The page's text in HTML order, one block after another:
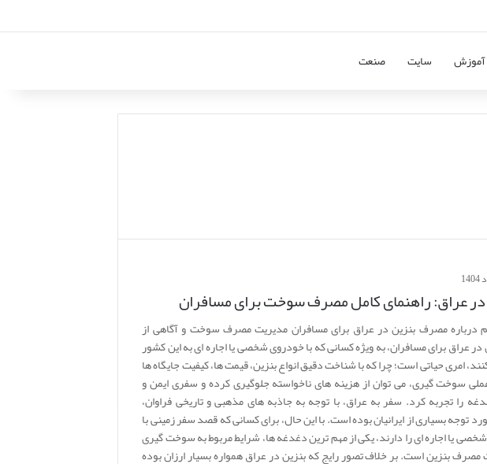
آموزش سایت صنعت
عراق: راهنمای کامل مصرف سوخت برای مسافران
درباره مصرف بنزین در عراق برای مسافران مدیریت مصرف سوخت و آگاهی از
عراق برای مسافران، به ویژه کسانی که با خودروی شخصی یا اجاره ای به این کشور
امری حیاتی است؛ چرا که با شناخت دقیق انواع بنزین، قیمت ها، کیفیت جایگاه ها
سوخت گیری، می توان از هزینه های ناخواسته جلوگیری کرده و سفری ایمن و
را تجربه کرد. سفر به عراق، با توجه به جاذبه های مذهبی و تاریخی فراوان،
توجه بسیاری از ایرانیان بوده است. با این حال، برای کسانی که قصد سفر زمینی با
یا اجاره ای را دارند، یکی از مهم ترین دغدغه ها، شرایط مربوط به سوخت گیری
مصرف بنزین است. بر خلاف تصور رایج که بنزین در عراق همواره بسیار ارزان بوده